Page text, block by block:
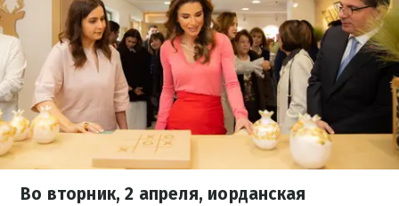
Во вторник, 2 апреля, иорданская